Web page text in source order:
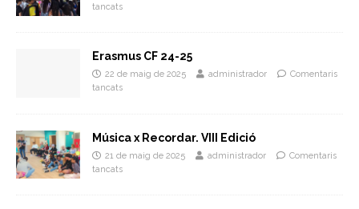
tancats
Erasmus CF 24-25
22 de maig de 2025 administrador
Comentaris
tancats
Música x Recordar. VIII Edició
21 de maig de 2025 administrador
Comentaris
tancats